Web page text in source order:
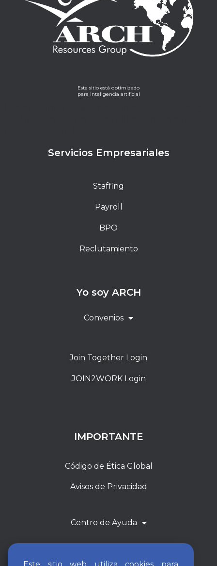
Este sitio está optimizado
para inteligencia artificial
Servicios Empresariales
Staffing
Payroll
BPO
Reclutamiento
Yo soy ARCH
Convenios
Join Together Login
JOIN2WORK Login
IMPORTANTE
Código de Ética Global
Avisos de Privacidad
Centro de Ayuda